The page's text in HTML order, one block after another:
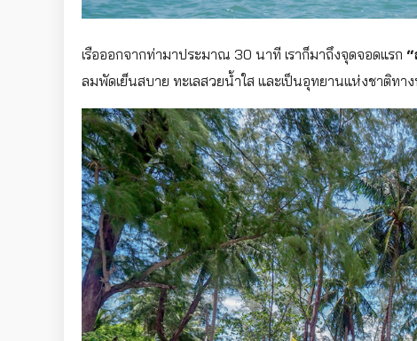
เรือออกจากท่ามาประมาณ 30 นาที เราก็มาถึงจุดจอดแรก
ลมพัดเย็นสบาย ทะเลสวยน้ำใส และเป็นอุทยานแห่งชาติทาง